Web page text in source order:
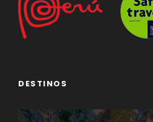
DESTINOS